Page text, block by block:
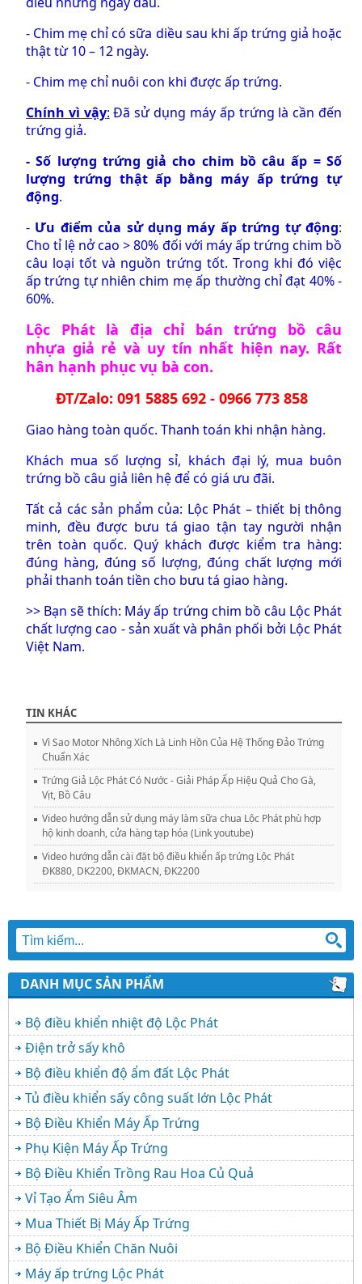
- Chim mẹ chỉ có sữa diều sau khi ấp trứng giả hoặc
thật từ 10 – 12 ngày.
- Chim mẹ chỉ nuôi con khi được ấp trứng.
Chính vì vậy: Đã sử dụng máy ấp trứng là cần đến
trứng giả.
- Số lượng trứng giả cho chim bồ câu ấp = Số
lượng trứng thật ấp bằng máy ấp trứng tự
động.
- Ưu điểm của sử dụng máy ấp trứng tự động:
Cho tỉ lệ nở cao > 80% đối với máy ấp trứng chim bồ
câu loại tốt và nguồn trứng tốt. Trong khi đó việc
ấp trứng tự nhiên chim mẹ ấp thường chỉ đạt 40% -
60%.
Lộc Phát là địa chỉ bán trứng bồ câu
nhựa giả rẻ và uy tín nhất hiện nay. Rất
hân hạnh phục vụ bà con.
ĐT/Zalo: 091 5885 692 - 0966 773 858
Giao hàng toàn quốc. Thanh toán khi nhận hàng.
Khách mua số lượng sỉ, khách đại lý, mua buôn
trứng bồ câu giả liên hệ để có giá ưu đãi.
Tất cả các sản phẩm của: Lộc Phát – thiết bị thông
minh, đều được bưu tá giao tận tay người nhận
trên toàn quốc. Quý khách được kiểm tra hàng:
đúng hàng, đúng số lượng, đúng chất lượng mới
phải thanh toán tiền cho bưu tá giao hàng.
>> Bạn sẽ thích: Máy ấp trứng chim bồ câu Lộc Phát
chất lượng cao - sản xuất và phân phối bởi Lộc Phát
Việt Nam.
TIN KHÁC
Vì Sao Motor Nhông Xích Là Linh Hồn Của Hệ Thống Đảo Trứng
Chuẩn Xác
Trứng Giả Lộc Phát Có Nước - Giải Pháp Ấp Hiệu Quả Cho Gà,
Vịt, Bồ Câu
Video hướng dẫn sử dụng máy làm sữa chua Lộc Phát phù hợp
hộ kinh doanh, cửa hàng tạp hóa (Link youtube)
Video hướng dẫn cài đặt bộ điều khiển ấp trứng Lộc Phát
ĐK880, DK2200, ĐKMACN, ĐK2200
DANH MỤC SẢN PHẨM
Bộ điều khiển nhiệt độ Lộc Phát
Điện trở sấy khô
Bộ điều khiển độ ẩm đất Lộc Phát
Tủ điều khiển sấy công suất lớn Lộc Phát
Bộ Điều Khiển Máy Ấp Trứng
Phụ Kiện Máy Ấp Trứng
Bộ Điều Khiển Trồng Rau Hoa Củ Quả
Vỉ Tạo Ẩm Siêu Âm
Mua Thiết Bị Máy Ấp Trứng
Bộ Điều Khiển Chăn Nuôi
Máy ấp trứng Lộc Phát